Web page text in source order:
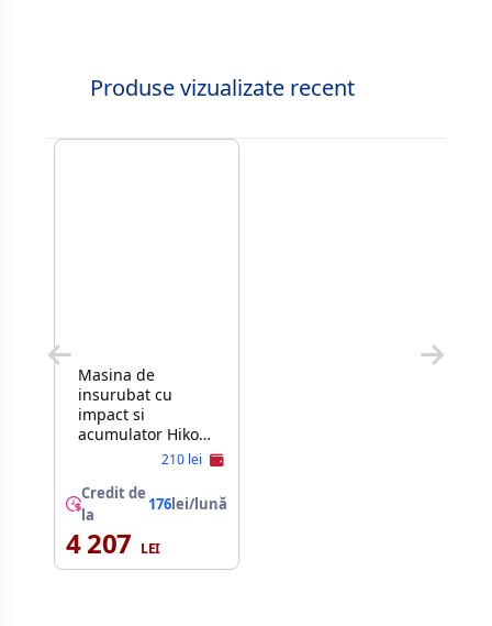
Produse vizualizate recent
Masina de
insurubat cu
impact si
acumulator Hikoki
WH18DDWQZ210 lei
Credit de
la
176lei/lună
4 207